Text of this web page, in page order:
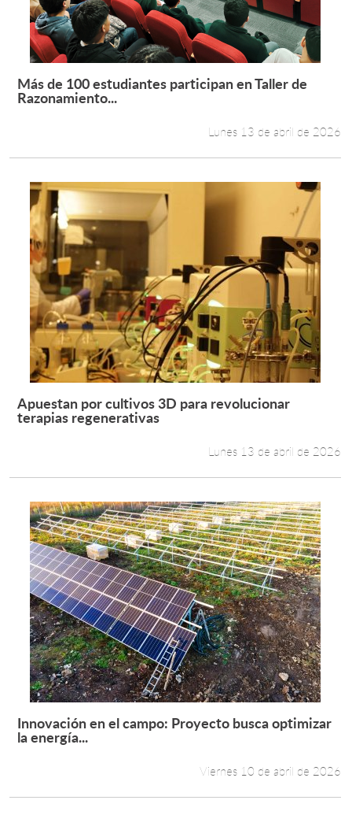
Leer más +
Más de 100 estudiantes participan en Taller de
Razonamiento...
Lunes 13 de abril de 2026
Leer más +
Apuestan por cultivos 3D para revolucionar
terapias regenerativas
Lunes 13 de abril de 2026
Leer más +
Innovación en el campo: Proyecto busca optimizar
la energía...
Viernes 10 de abril de 2026